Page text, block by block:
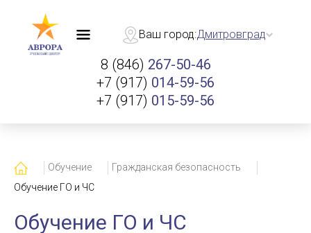
Ваш город:Дмитровград
8 (846) 267-50-46
+7 (917) 014-59-56
+7 (917) 015-59-56
ГлавнаяОбучение
Гражданская безопасность
Обучение ГО и ЧС
Обучение ГО и ЧС